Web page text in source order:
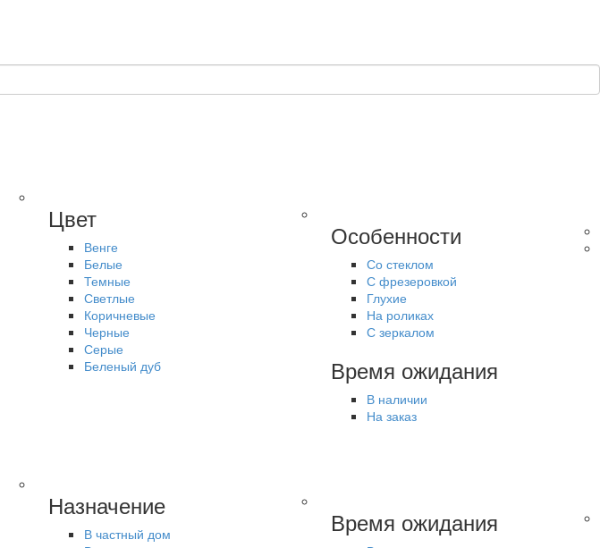
Цвет
Венге
Белые
Темные
Светлые
Коричневые
Черные
Серые
Беленый дуб
Особенности
Со стеклом
С фрезеровкой
Глухие
На роликах
С зеркалом
Время ожидания
В наличии
На заказ
Назначение
В частный дом
Время ожидания